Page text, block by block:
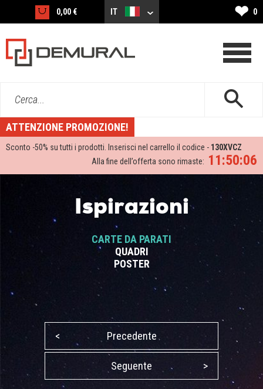
0,00 € IT ❤ 0
Cerca...
ATTENZIONE PROMOZIONE!
Sconto -50% su tutti i prodotti. Inserisci nel carrello il codice - 130XVCZ
11:50:05
Alla fine dell’offerta sono rimaste:
Ispirazioni
CARTE DA PARATI
QUADRI
POSTER
< Precedente
Seguente >